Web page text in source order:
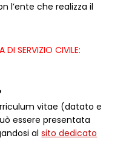
l’ente che realizza il
DI SERVIZIO CIVILE:
vitae (datato e
essere presentata
alsito dedicato